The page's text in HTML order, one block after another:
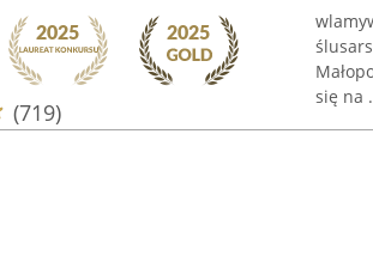
(719)
się na